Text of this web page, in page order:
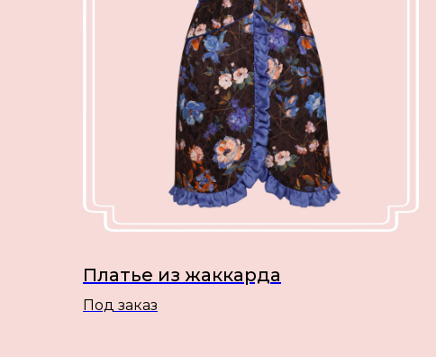
Платье из жаккарда
Под заказ